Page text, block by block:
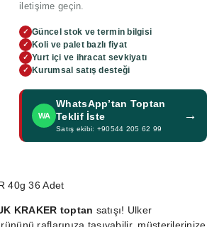
iletişime geçin.
✓ Güncel stok ve termin bilgisi
✓ Koli ve palet bazlı fiyat
✓ Yurt içi ve ihracat sevkiyatı
✓ Kurumsal satış desteği
WA
WhatsApp’tan Toptan
Teklif İste
Satış ekibi: +90544 205 62 99
→
40g 36 Adet
KRAKER toptan satışı! Ulker